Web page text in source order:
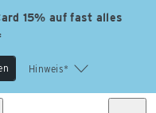
15% auf fast alles
Hinweis*